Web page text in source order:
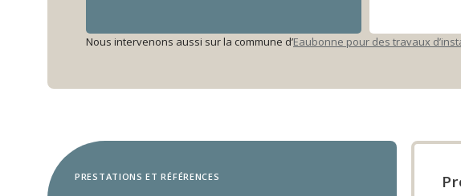
Nous intervenons aussi sur la commune d’Eaubonne pour des travaux
PRESTATIONS ET RÉFÉRENCES